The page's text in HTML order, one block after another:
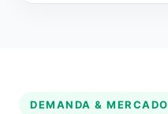
DEMANDA & MERCADO